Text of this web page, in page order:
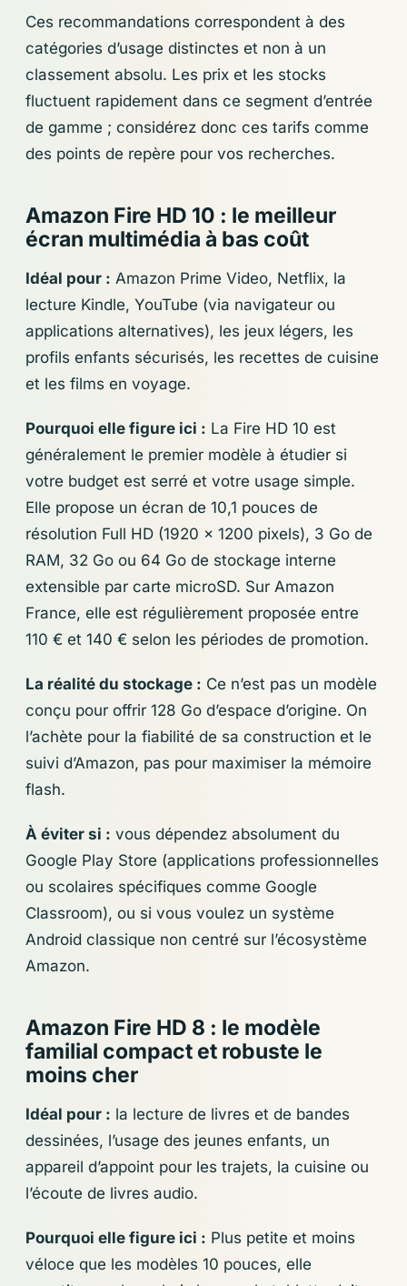
Ces recommandations correspondent à des
catégories d’usage distinctes et non à un
classement absolu. Les prix et les stocks
fluctuent rapidement dans ce segment d’entrée
de gamme ; considérez donc ces tarifs comme
des points de repère pour vos recherches.
Amazon Fire HD 10 : le meilleur
écran multimédia à bas coût
Idéal pour : Amazon Prime Video, Netflix, la
lecture Kindle, YouTube (via navigateur ou
applications alternatives), les jeux légers, les
profils enfants sécurisés, les recettes de cuisine
et les films en voyage.
Pourquoi elle figure ici : La Fire HD 10 est
généralement le premier modèle à étudier si
votre budget est serré et votre usage simple.
Elle propose un écran de 10,1 pouces de
résolution Full HD (1920 x 1200 pixels), 3 Go de
RAM, 32 Go ou 64 Go de stockage interne
extensible par carte microSD. Sur Amazon
France, elle est régulièrement proposée entre
110 € et 140 € selon les périodes de promotion.
La réalité du stockage : Ce n’est pas un modèle
conçu pour offrir 128 Go d’espace d’origine. On
l’achète pour la fiabilité de sa construction et le
suivi d’Amazon, pas pour maximiser la mémoire
flash.
À éviter si : vous dépendez absolument du
Google Play Store (applications professionnelles
ou scolaires spécifiques comme Google
Classroom), ou si vous voulez un système
Android classique non centré sur l’écosystème
Amazon.
Amazon Fire HD 8 : le modèle
familial compact et robuste le
moins cher
Idéal pour : la lecture de livres et de bandes
dessinées, l’usage des jeunes enfants, un
appareil d’appoint pour les trajets, la cuisine ou
l’écoute de livres audio.
Pourquoi elle figure ici : Plus petite et moins
véloce que les modèles 10 pouces, elle